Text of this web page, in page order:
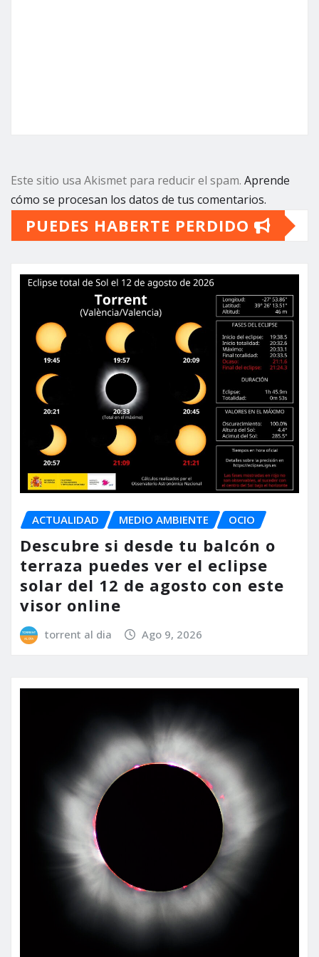
Este sitio usa Akismet para reducir el spam. Aprende
cómo se procesan los datos de tus comentarios.
PUEDES HABERTE PERDIDO
ACTUALIDAD MEDIO AMBIENTE OCIO
Descubre si desde tu balcón o
terraza puedes ver el eclipse
solar del 12 de agosto con este
visor online
torrent al dia Ago 9, 2026